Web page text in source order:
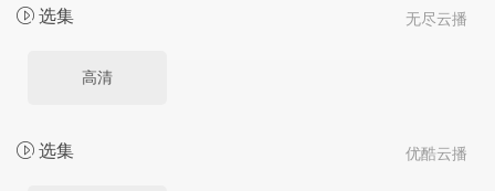
无尽云播
选集
高清
优酷云播
选集